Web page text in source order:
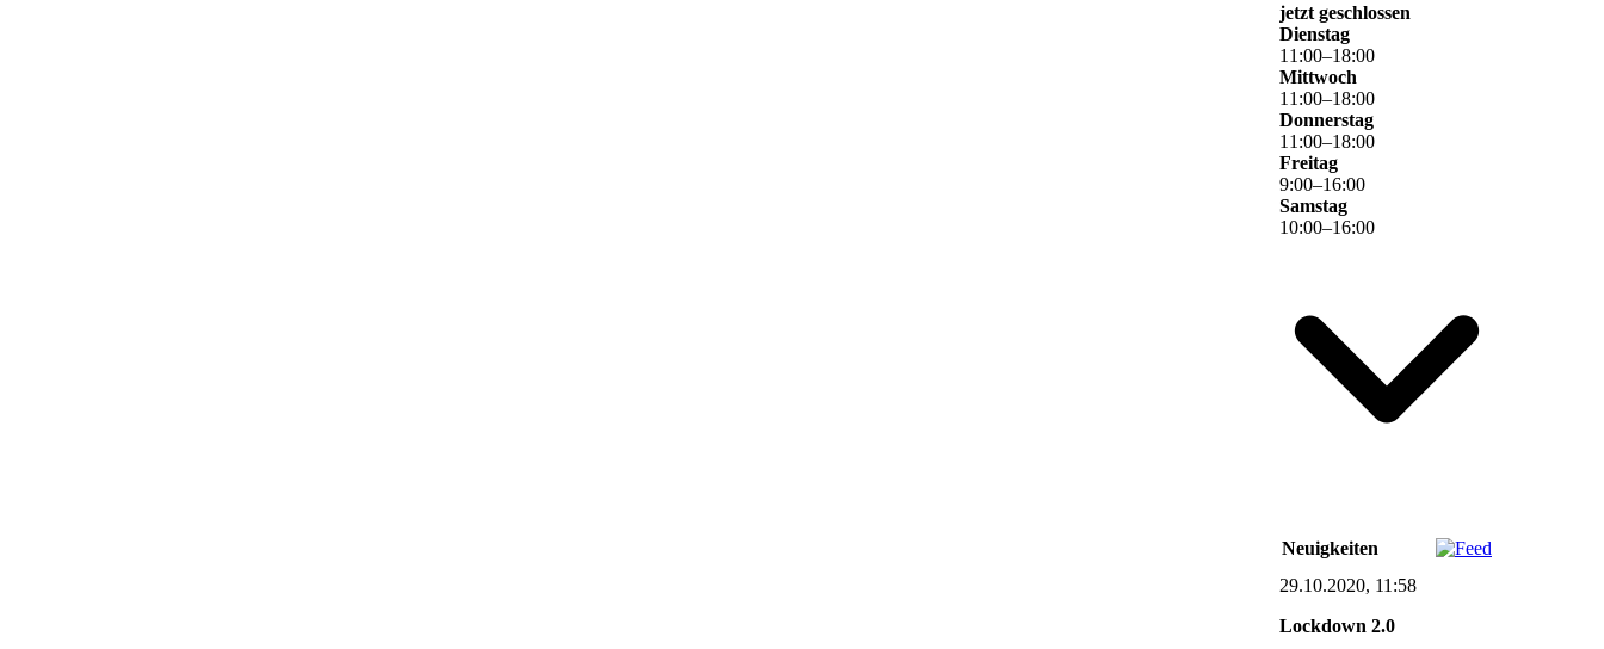
jetzt geschlossen
Dienstag
11 :00–18:00
Mittwoch
11 :00–18:00
Donnerstag
11 :00–18:00
Freitag
9:00–16:00
Samstag
10:00–16:00
Neuigkeiten
29.10.2020, 11:58
Lockdown 2.0